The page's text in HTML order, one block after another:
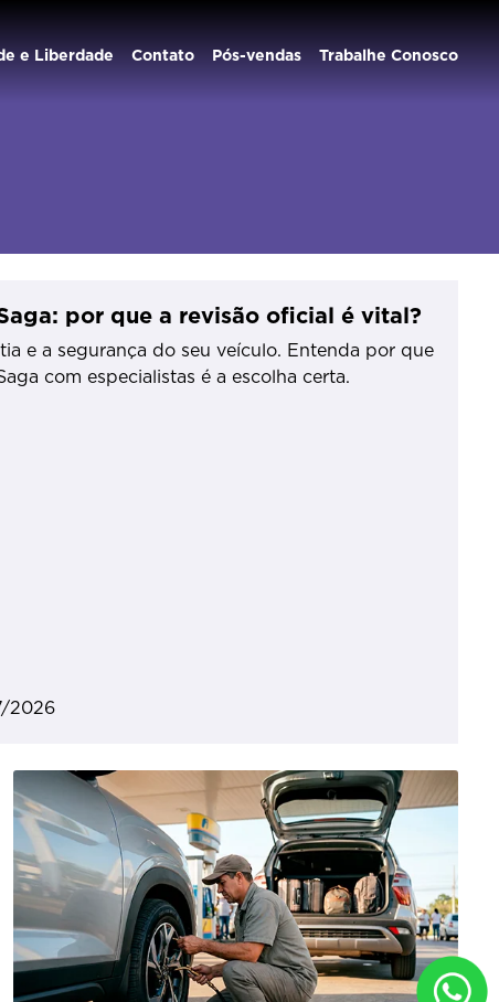
e Liberdade Contato Pós-vendas Trabalhe Conosco
por que a revisão oficial é vital?
e a segurança do seu veículo. Entenda por que
com especialistas é a escolha certa.
2026